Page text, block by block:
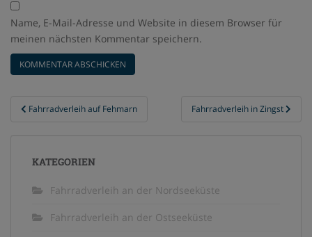
Name, E-Mail-Adresse und Website in diesem Browser für
meinen nächsten Kommentar speichern.
Beitragsnavigation
Fahrradverleih auf Fehmarn Fahrradverleih in Zingst
KATEGORIEN
Fahrradverleih an der Nordseeküste
Fahrradverleih an der Ostseeküste